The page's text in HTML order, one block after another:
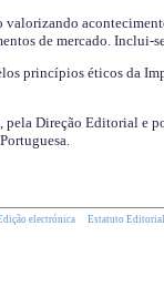
valorizando
de mercado.
princípios éticos da
pela Direção Editorial e
electrónica Estatuto Editorial